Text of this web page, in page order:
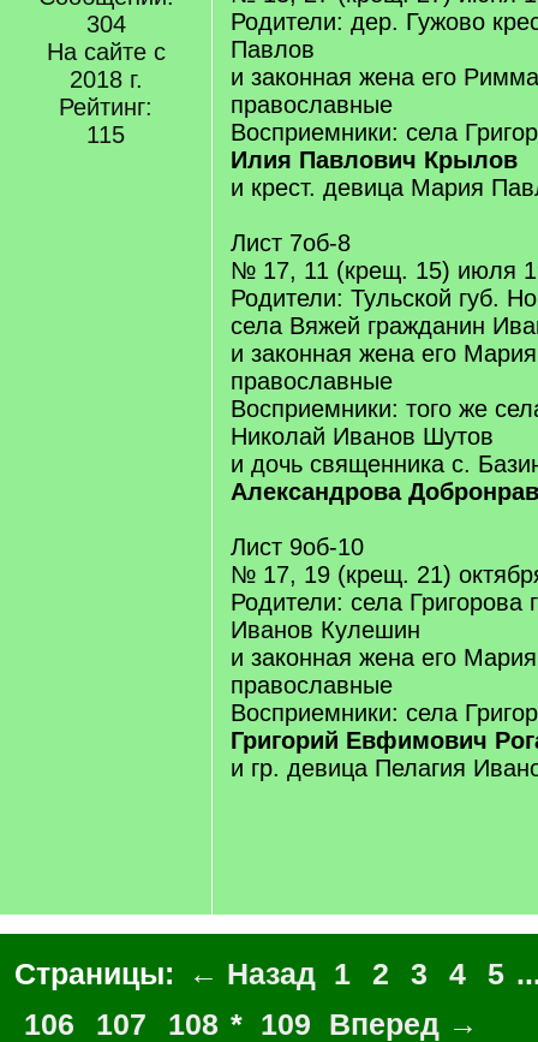
304
На сайте с
2018 г.
Рейтинг:
115
Родители: дер. Гужово
Павлов
и законная жена его
православные
Восприемники: села
Илия Павлович Крылов
и крест. девица Мария
Лист 7об-8
№ 17, 11 (крещ. 15) июля
Родители: Тульской губ.
села Вяжей гражданин
и законная жена его
православные
Восприемники: того же
Николай Иванов Шутов
и дочь священника с.
Александрова
Лист 9об-10
№ 17, 19 (крещ. 21)
Родители: села Григорова
Иванов Кулешин
и законная жена его
православные
Восприемники: села
Григорий Евфимович
и гр. девица Пелагия
Страницы: ← Назад 1 2 3 4 5
106
107 108 * 109 Вперед →